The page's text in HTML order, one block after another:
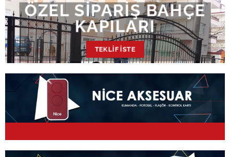
ÖZEL SIPARIŞ BAHÇE
KAPILARI
TEKLIF İSTE